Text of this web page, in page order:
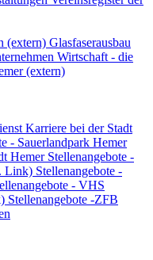
(extern) Glasfaserausbau
Wirtschaft - die
(extern)
Karriere bei der Stadt
- Sauerlandpark Hemer
Hemer Stellenangebote -
Link) Stellenangebote -
- VHS
Stellenangebote -ZFB